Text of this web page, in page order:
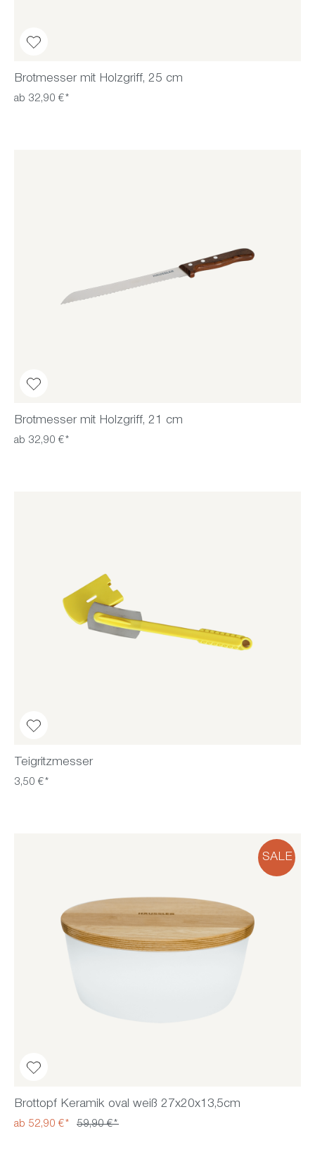
Brotmesser mit Holzgriff, 25 cm
ab 32,90 €*
Brotmesser mit Holzgriff, 21 cm
ab 32,90 €*
Teigritzmesser
3,50 €*
SALE
Brottopf Keramik oval weiß 27x20x13,5cm
ab 52,90 €* 59,90 €*